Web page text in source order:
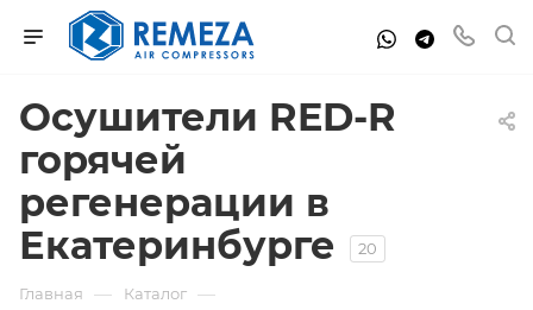
Осушители RED-R
горячей
регенерации в
Екатеринбурге
20
Главная — Каталог —